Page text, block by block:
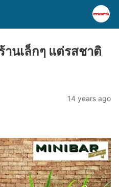
นเล็กๆ แต่รสชาติ
14 years ago